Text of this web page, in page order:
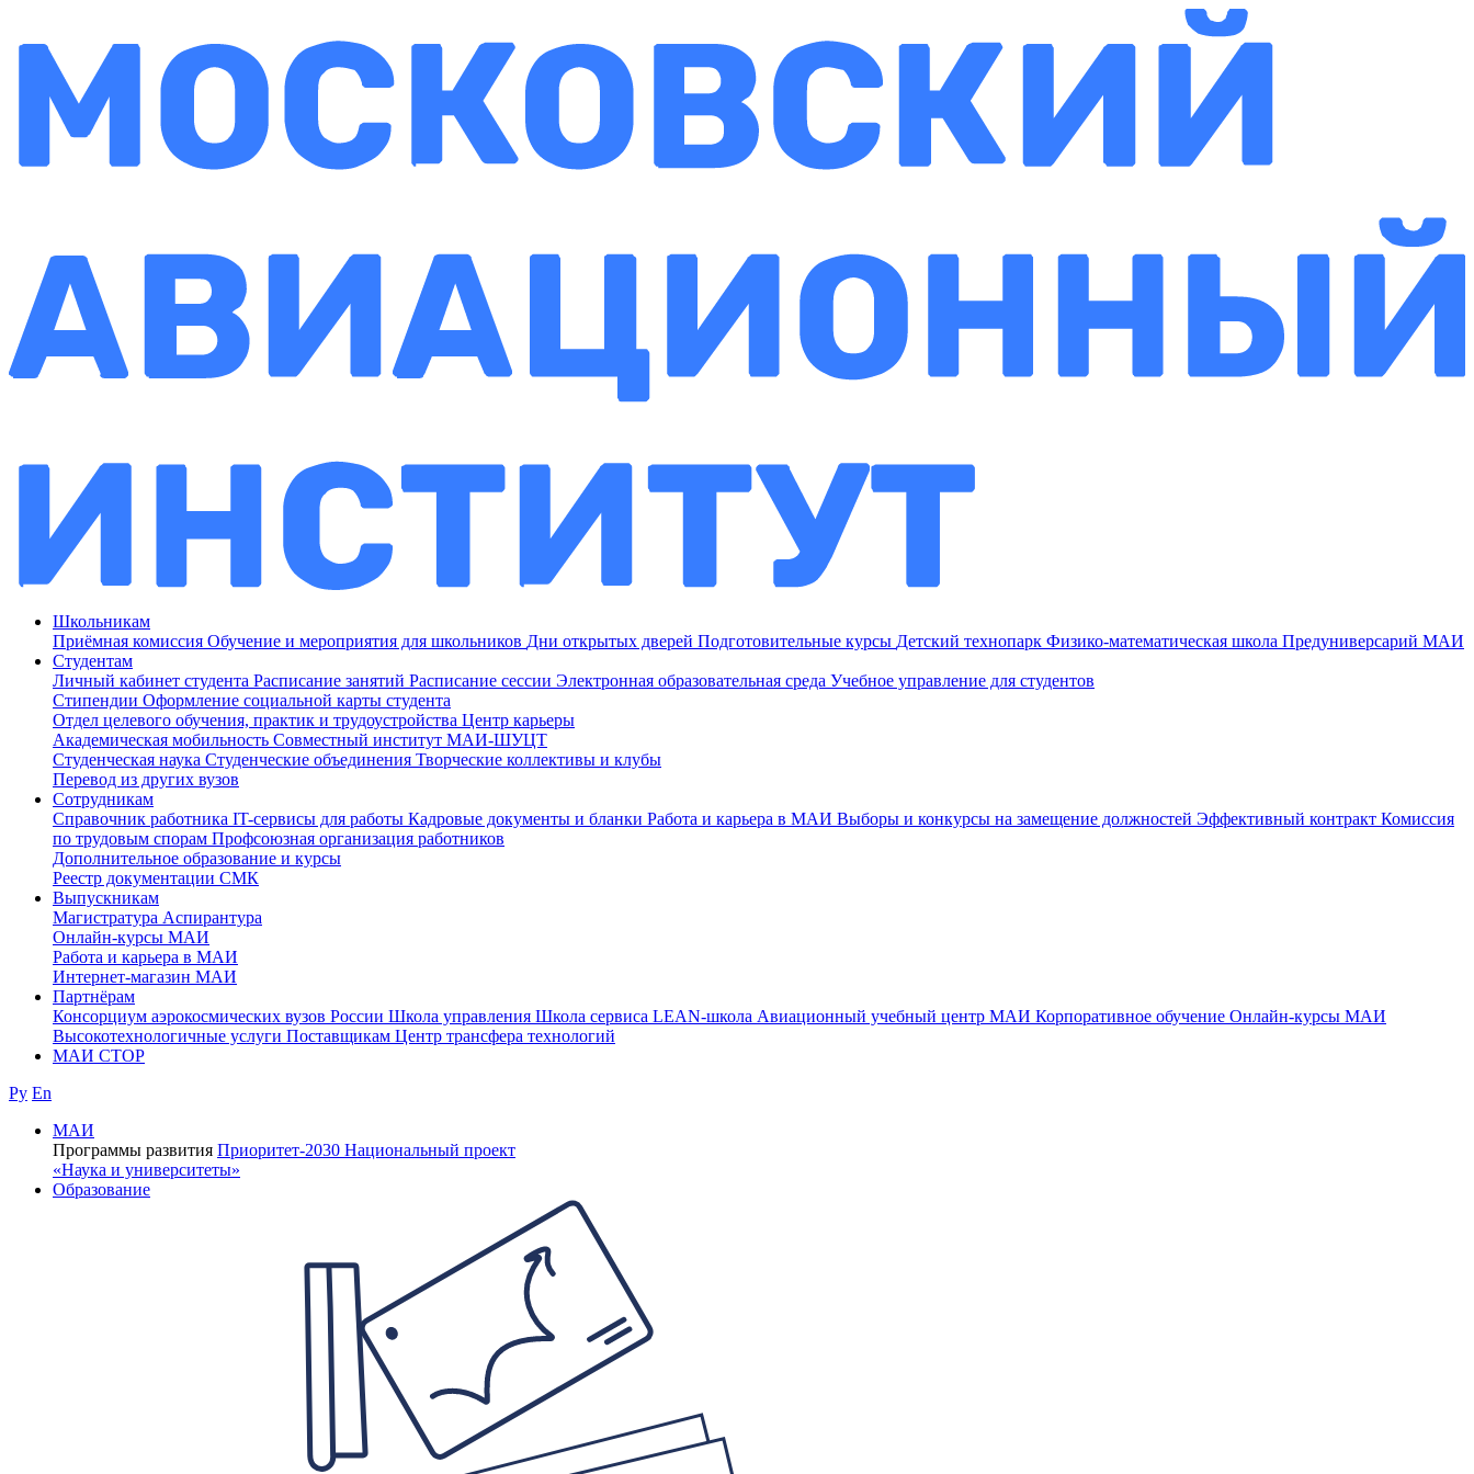
Школьникам
Приёмная комиссия Обучение и мероприятия для школьников Дни открытых дверей Подготовительные курсы Детский технопарк Физико-математическая школа Предуниверсарий МАИ
Студентам
Личный кабинет студента Расписание занятий Расписание сессии Электронная образовательная среда Учебное управление для студентов
Стипендии Оформление социальной карты студента
Отдел целевого обучения, практик и трудоустройства Центр карьеры
Академическая мобильность Совместный институт МАИ-ШУЦТ
Студенческая наука Студенческие объединения Творческие коллективы и клубы
Перевод из других вузов
Сотрудникам
Cправочник работника IT-сервисы для работы Кадровые документы и бланки Работа и карьера в МАИ Выборы и конкурсы на замещение должностей Эффективный контракт Комиссия
по трудовым спорам Профсоюзная организация работников
Дополнительное образование и курсы
Реестр документации СМК
Выпускникам
Магистратура Аспирантура
Онлайн-курсы МАИ
Работа и карьера в МАИ
Интернет-магазин МАИ
Партнёрам
Консорциум аэрокосмических вузов России Школа управления Школа сервиса LEAN-школа Авиационный учебный центр МАИ Корпоративное обучение Онлайн-курсы МАИ
Высокотехнологичные услуги Поставщикам Центр трансфера технологий
МАИ СТОР
Ру En
МАИ
Программы развития Приоритет-2030 Национальный проект
«Наука и университеты»
Образование